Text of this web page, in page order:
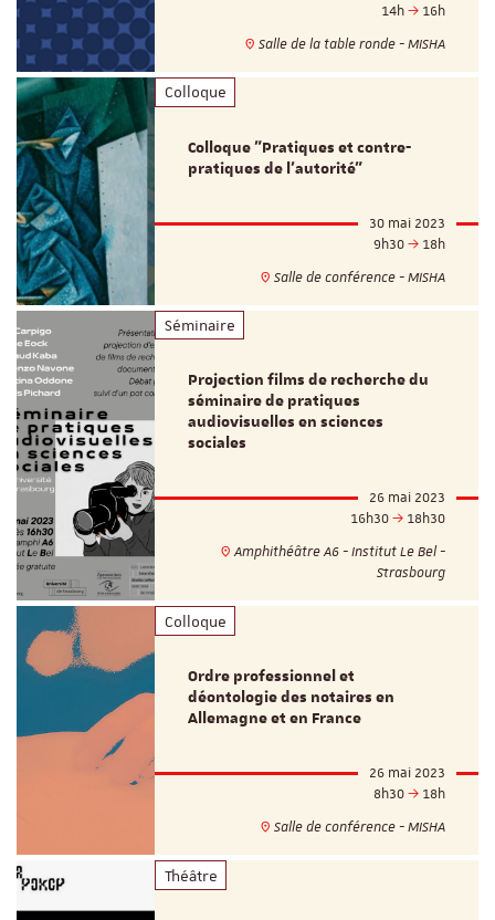
14h
16h
Salle de la table ronde - MISHA
Colloque
Colloque "Pratiques et contre-
pratiques de l’autorité"
30 mai 2023
9h30
18h
Salle de conférence - MISHA
Séminaire
Projection films de recherche du
séminaire de pratiques
audiovisuelles en sciences
sociales
26 mai 2023
16h30
18h30
Amphithéâtre A6 - Institut Le Bel -
Strasbourg
Colloque
Ordre professionnel et
déontologie des notaires en
Allemagne et en France
26 mai 2023
8h30
18h
Salle de conférence - MISHA
Théâtre